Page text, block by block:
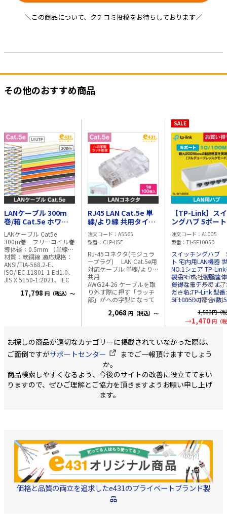
＼この商品について、クチコミ投稿をお待ちしております／
その他のおすすめ商品
LANケーブル 300m
巻/箱 Cat.5e ホワイ
ト
LANケーブル Cat5e
300m巻 フリーコイル巻
導体径：0.5mm （単線）
材質：軟銅線 適応規格：
ANSI/TIA-568.2-E、
ISO/IEC 11801-1 Ed1.0、
JIS X 5150-1:2021、IEC
5507:2023 長さ：300m
造になりました ※同色で
3巻～・6巻～の場合に、
単価が安くなります。 カ
イトグレー（薄灰色）、
レッド（赤色）、イエロ
ー（黄色）、 ホワイト
（象牙色）、 ブラウン
（茶色）、ピンク（桃
リエーション展開商品で
す。 取り回しが容易で、
キンクが生じにくいフリ
ーコイル巻梱包を採用し
ております。
17,798 円（税込）～
RJ45 LAN Cat.5e 単
線/より線 共用タイプ
への字 1袋100個入
注文コード
A5565
型番
CLP-H5E
RJ-45コネクタ(モジュラ
ープラグ) LAN Cat.5e用
対応ケーブル:単線/より線
共用
AWG24-26 ケーブルを取
り外す際に押す「ラッチ
部」がへの字型になって
ぎます。 1袋=100個入
2,068 円（税込）～
SALE
【TP-Link】ス
ングハブ 5ポート
10/100Mbps TL-
SF1005D メーカ
保証付!
注文コード
A1005
型番
TL-SF1005D
スイッチングハブ
ト 宅内用LAN機器
NO.1シェア TP-
製品です。 樹脂筐
買得なモデルです。 メー
カー名:TP-Link 型番
SF1005D ポート数:5ポー
消費電力:最大 2.2W
(220V/50Hz) 外部
5.0VDC / 0.6A) 寸
x 70 x 22 mm 筐体:
チック 付属品: ・TL-
SF1005D本体 ・電
イド 認証:FCC、CE、
RoHs メーカー 3年
✅TP-Link社製品に
のご注意：予めご
ださい。
メーカーの都合に
観は予告なく変更
合があります。
は、新・旧異なる
在庫が混在する可
ございます。
1,580円（
1,470 円（
お探しの商品が適切なカテゴリーに掲載されていなかった際は、
ご面倒ですがサポートセンター
までご一報頂けますでしょう
か。
商品検索しやすくなるよう、今後のサイトの改善に役立ててまい
りますので、ぜひご理解とご協力を頂きますようお願い申し上げ
ます。
価格と品質の両立を追求したe431のプライベートブランド製
品